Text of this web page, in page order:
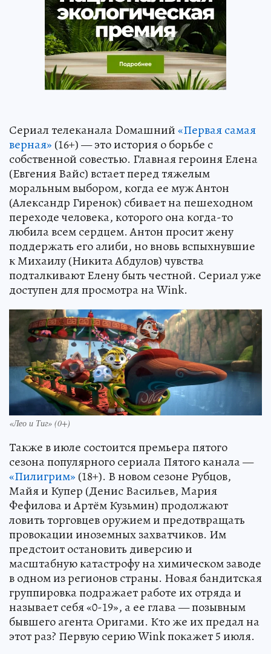
Сериал телеканала Dомашний«Первая самая
верная» (16+) — это история о борьбе с
собственной совестью. Главная героиня Елена
(Евгения Вайс) встает перед тяжелым
моральным выбором, когда ее муж Антон
(Александр Гиренок) сбивает на пешеходном
переходе человека, которого она когда-то
любила всем сердцем. Антон просит жену
поддержать его алиби, но вновь вспыхнувшие
к Михаилу (Никита Абдулов) чувства
подталкивают Елену быть честной. Сериал уже
доступен для просмотра на Wink.
«Лео и Тиг» (0+)
Также в июле состоится премьера пятого
сезона популярного сериала Пятого канала —
«Пилигрим» (18+). В новом сезоне Рубцов,
Майя и Купер (Денис Васильев, Мария
Фефилова и Артём Кузьмин) продолжают
ловить торговцев оружием и предотвращать
провокации иноземных захватчиков. Им
предстоит остановить диверсию и
масштабную катастрофу на химическом заводе
в одном из регионов страны. Новая бандитская
группировка подражает работе их отряда и
называет себя «0-19», а ее глава — позывным
бывшего агента Оригами. Кто же их предал на
этот раз? Первую серию Wink покажет 5 июля.